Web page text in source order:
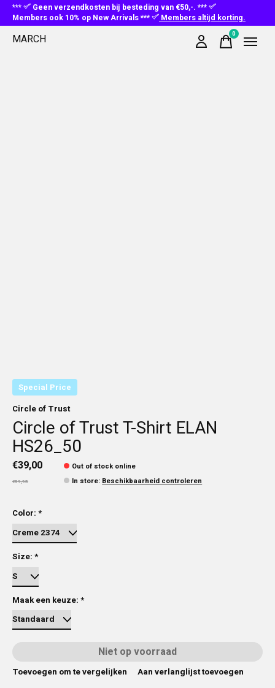
***
Geen verzendkosten bij besteding van €50,-. ***
Members ook 10% op New Arrivals ***
Members altijd korting.
MARCH 0items
Special Price
Circle of Trust
Circle of Trust T-Shirt ELAN
HS26_50
€39,00
€59,95
Out of stock online
In store: Beschikbaarheid controleren
Color: *
Size: *
Maak een keuze: *
Niet op voorraad
Toevoegen om te vergelijken
Aan verlanglijst toevoegen